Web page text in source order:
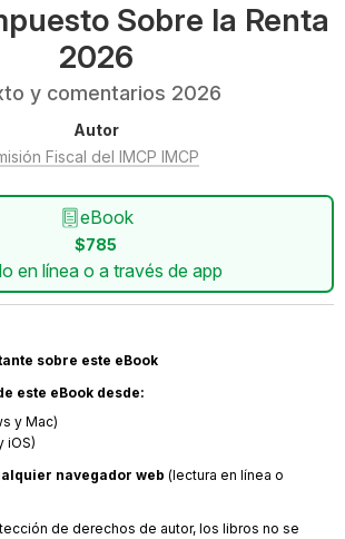
Sobre la Renta
2026
y comentarios 2026
Autor
Fiscal del IMCP IMCP
eBook
$785
en línea o a través de app
sobre este eBook
este eBook desde:
y Mac)
iOS)
navegador web (lectura en línea o
de derechos de autor, los libros no se